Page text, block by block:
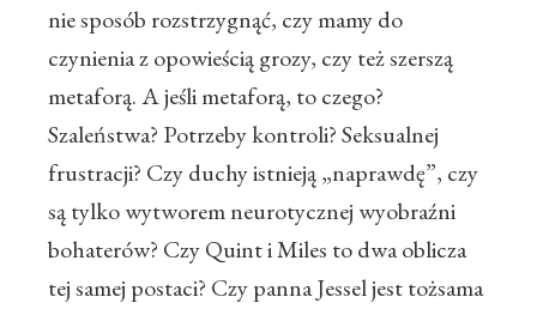
nie sposób rozstrzygnąć, czy mamy do
czynienia z opowieścią grozy, czy też szerszą
metaforą. A jeśli metaforą, to czego?
Szaleństwa? Potrzeby kontroli? Seksualnej
frustracji? Czy duchy istnieją „naprawdę”, czy
są tylko wytworem neurotycznej wyobraźni
bohaterów? Czy Quint i Miles to dwa oblicza
tej samej postaci? Czy panna Jessel jest tożsama